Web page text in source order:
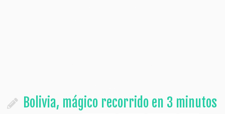
Bolivia, mágico recorrido en 3 minutos